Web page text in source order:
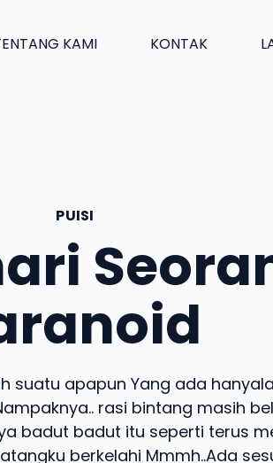
KAMI KONTAK
PUISI
suatu apapun Yang ada
rasi bintang masih
badut badut itu seperti terus
berkelahi Mmmh..Ada